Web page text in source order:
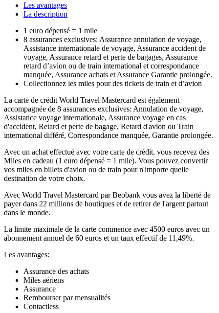
Les avantages
La description
1 euro dépensé = 1 mile
8 assurances exclusives: Assurance annulation de voyage,
Assistance internationale de voyage, Assurance accident de
voyage, Assurance retard et perte de bagages, Assurance
retard d’avion ou de train international et correspondance
manquée, Assurance achats et Assurance Garantie prolongée.
Collectionnez les miles pour des tickets de train et d’avion
La carte de crédit World Travel Mastercard est également
accompagnée de 8 assurances exclusives: Annulation de voyage,
Assistance voyage internationale, Assurance voyage en cas
d'accident, Retard et perte de bagage, Retard d'avion ou Train
international différé, Correspondance manquée, Garantie prolongée.
Avec un achat effectué avec votre carte de crédit, vous recevez des
Miles en cadeau (1 euro dépensé = 1 mile). Vous pouvez convertir
vos miles en billets d'avion ou de train pour n'importe quelle
destination de votre choix.
Avec World Travel Mastercard par Beobank vous avez la liberté de
payer dans 22 millions de boutiques et de retirer de l'argent partout
dans le monde.
La limite maximale de la carte commence avec 4500 euros avec un
abonnement annuel de 60 euros et un taux effectif de 11,49%.
Les avantages:
Assurance des achats
Miles aériens
Assurance
Rembourser par mensualités
Contactless